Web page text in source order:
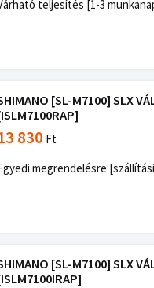
teljesítés [1-3
[SL-M7100] SLX
830 Ft
megrendelésre
[SL-M7100] SLX